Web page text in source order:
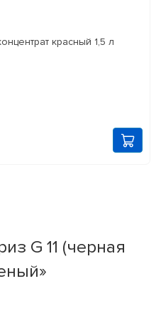
красный 1,5 л
G 11 (черная